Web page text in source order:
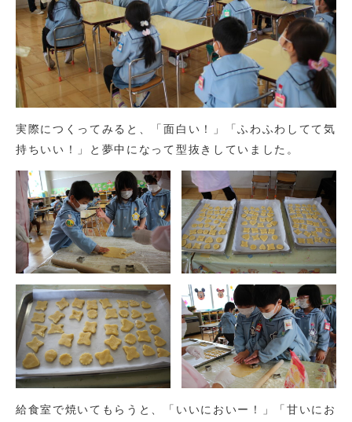
実際につくってみると、「面白い！」「ふわふわしてて気
持ちいい！」と夢中になって型抜きしていました。
給食室で焼いてもらうと、「いいにおいー！」「甘いにお